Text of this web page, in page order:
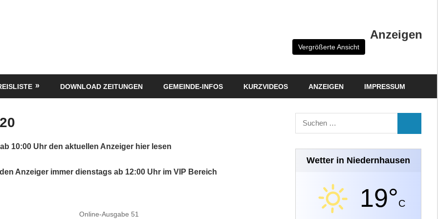
Anzeigen
Vergrößerte Ansicht
DOWNLOAD ZEITUNGEN GEMEINDE-INFOS KURZVIDEOS ANZEIGEN IMPRESSUM
10:00 Uhr den aktuellen Anzeiger hier lesen
Anzeiger immer dienstags ab 12:00 Uhr im VIP Bereich
Online-Ausgabe 51
Suchen
nach:
Wetter in Niedernhausen
19°C